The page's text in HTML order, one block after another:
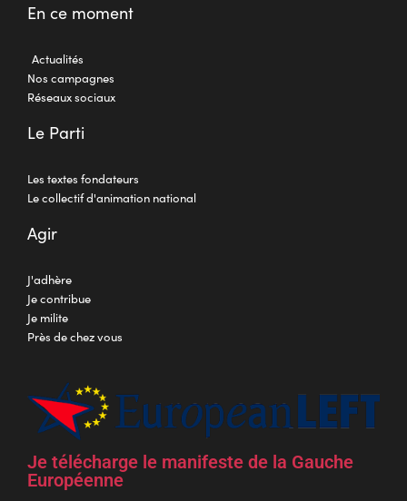
En ce moment
Actualités
Nos campagnes
Réseaux sociaux
Le Parti
Les textes fondateurs
Le collectif d'animation national
Agir
J'adhère
Je contribue
Je milite
Près de chez vous
Je télécharge le manifeste de la Gauche
Européenne